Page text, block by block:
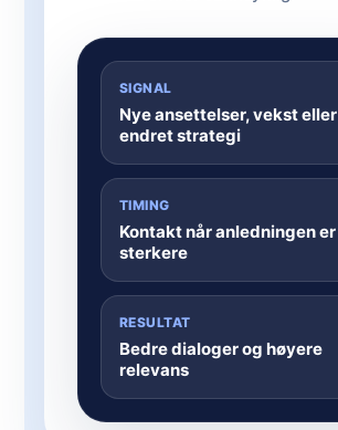
SIGNAL
Nye ansettelser, vekst eller
endret strategi
TIMING
Kontakt når anledningen er
sterkere
RESULTAT
Bedre dialoger og høyere
relevans